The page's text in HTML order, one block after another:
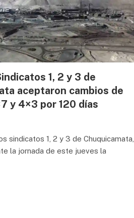
1, 2 y 3 de
aceptaron cambios de
y 4×3 por 120 días
sindicatos 1, 2 y 3 de Chuquicamata,
la jornada de este jueves la